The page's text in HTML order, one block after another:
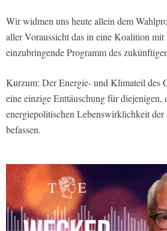
Wir widmen uns heute allein dem
aller Voraussicht das in eine Koalition mit
einzubringende Programm des
Kurzum: Der Energie- und Klimateil des
eine einzige Enttäuschung für diejenigen,
energiepolitischen Lebenswirklichkeit
befassen.